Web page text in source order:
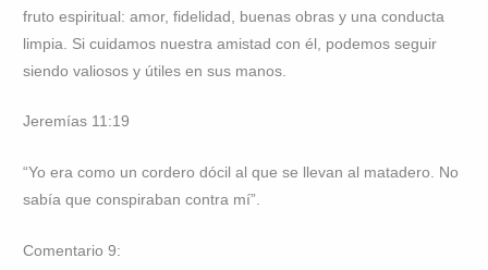
fruto espiritual: amor, fidelidad, buenas obras y una conducta
limpia. Si cuidamos nuestra amistad con él, podemos seguir
siendo valiosos y útiles en sus manos.
Jeremías 11:19
“Yo era como un cordero dócil al que se llevan al matadero. No
sabía que conspiraban contra mí”.
Comentario 9: